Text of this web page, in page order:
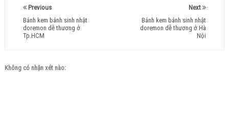
Next
Bánh kem bánh sinh nhật
doremon dễ thương ở Hà
Nội
Previous
Bánh kem bánh sinh nhật
doremon dễ thương ở
Tp.HCM
Không có nhận xét nào: